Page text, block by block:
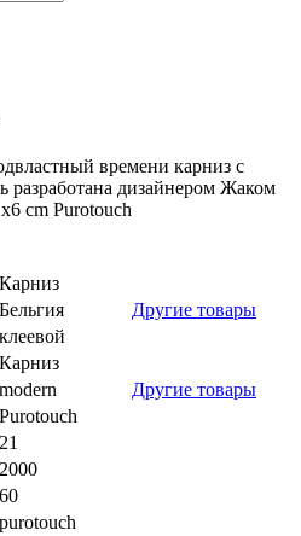
времени карниз с
разработана дизайнером Жаком
cm Purotouch
Карниз
Бельгия
Другие товары
клеевой
Карниз
modern
Другие товары
Purotouch
21
2000
60
purotouch